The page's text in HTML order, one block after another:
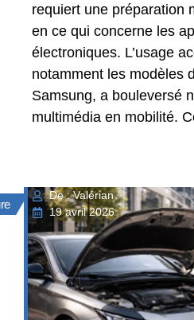
requiert une préparation
en ce qui concerne les
électroniques. L’usage
notamment les modèles
Samsung, a bouleversé
multimédia en mobilité.
De : Valérian
19 avril 2026